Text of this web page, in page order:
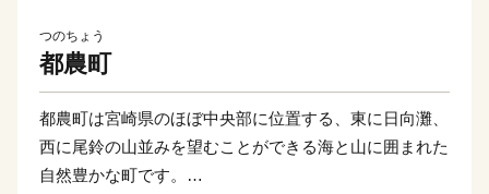
つのちょう
都農町
都農町は宮崎県のほぼ中央部に位置する、東に日向灘、
西に尾鈴の山並みを望むことができる海と山に囲まれた
自然豊かな町です。